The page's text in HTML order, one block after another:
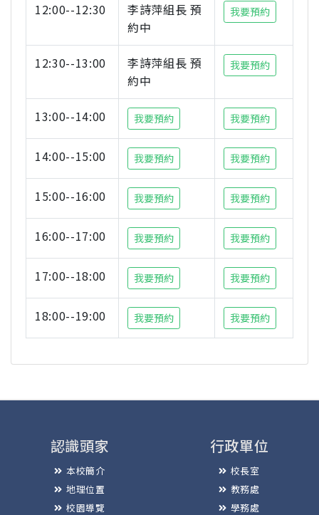
12:00--12:30
李詩萍組長 預
約中
我要預約
12:30--13:00
李詩萍組長 預
約中
我要預約
13:00--14:00 我要預約 我要預約
14:00--15:00 我要預約 我要預約
15:00--16:00 我要預約 我要預約
16:00--17:00 我要預約 我要預約
17:00--18:00 我要預約 我要預約
18:00--19:00 我要預約 我要預約
認識頭家
本校簡介
地理位置
校園導覽
行政單位
校長室
教務處
學務處